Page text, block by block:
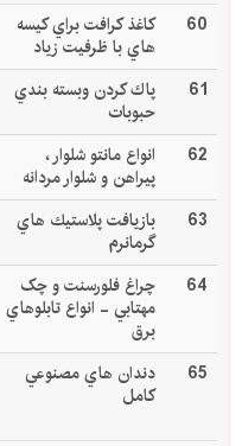
60 كاغذ كرافت براي كيسه
هاي با ظرفيت زياد
61 پاك كردن وبسته بندي
حبوبات
62 انواع مانتو شلوار ،
پيراهن و شلوار مردانه
63 بازيافت پلاستيك هاي
گرمانرم
64 چراغ فلورسنت و چک
مهتابي - انواع تابلوهاي
برق
65 دندان هاي مصنوعي
كامل